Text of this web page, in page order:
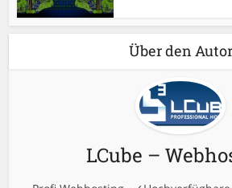
Über den Autor
LCube –